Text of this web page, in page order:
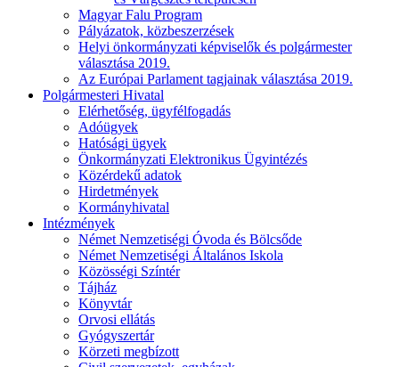
Magyar Falu Program
Pályázatok, közbeszerzések
Helyi önkormányzati képviselők és polgármester
választása 2019.
Az Európai Parlament tagjainak választása 2019.
Polgármesteri Hivatal
Elérhetőség, ügyfélfogadás
Adóügyek
Hatósági ügyek
Önkormányzati Elektronikus Ügyintézés
Közérdekű adatok
Hirdetmények
Kormányhivatal
Intézmények
Német Nemzetiségi Óvoda és Bölcsőde
Német Nemzetiségi Általános Iskola
Közösségi Színtér
Tájház
Könyvtár
Orvosi ellátás
Gyógyszertár
Körzeti megbízott